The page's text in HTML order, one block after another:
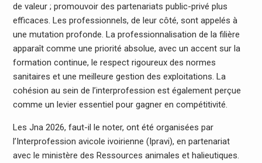
de valeur ; promouvoir des partenariats public-privé plus
efficaces. Les professionnels, de leur côté, sont appelés à
une mutation profonde. La professionnalisation de la filière
apparaît comme une priorité absolue, avec un accent sur la
formation continue, le respect rigoureux des normes
sanitaires et une meilleure gestion des exploitations. La
cohésion au sein de l’interprofession est également perçue
comme un levier essentiel pour gagner en compétitivité.
Les Jna 2026, faut-il le noter, ont été organisées par
l’Interprofession avicole ivoirienne (Ipravi), en partenariat
avec le ministère des Ressources animales et halieutiques.